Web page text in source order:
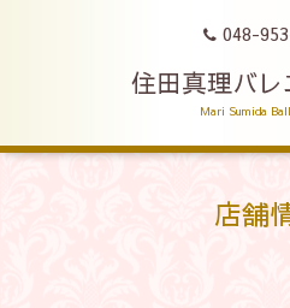
048-
住田真理バ
Mari Sumida
店舗